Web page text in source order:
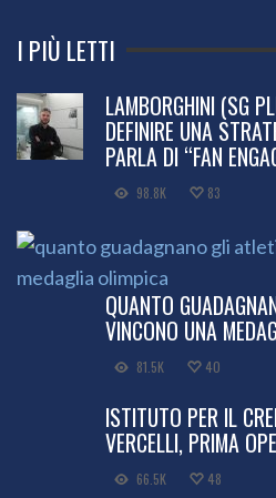
I PIÙ LETTI
LAMBORGHINI (SG
DEFINIRE UNA
PARLA DI “FAN
98.8K 83
QUANTO
VINCONO UNA
81.5K 40
ISTITUTO PER IL
VERCELLI, PRIMA
66.5K 48